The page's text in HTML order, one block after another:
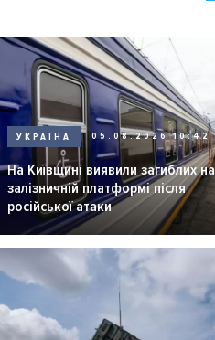
УКРАЇНА 05.08.2026 10:42
На Київщині виявили загиблих на
залізничній платформі після
російської атаки